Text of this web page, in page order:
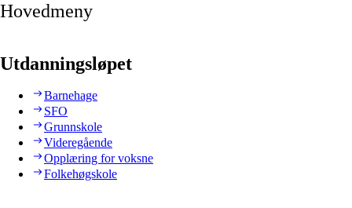
Hovedmeny
Utdanningsløpet
Barnehage
SFO
Grunnskole
Videregående
Opplæring for voksne
Folkehøgskole